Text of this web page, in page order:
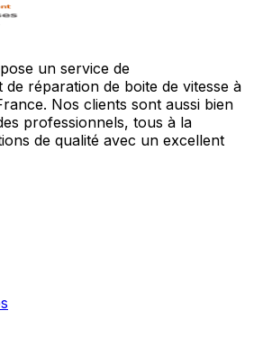
un service de
réparation de boite de vitesse à
Nos clients sont aussi bien
professionnels, tous à la
de qualité avec un excellent